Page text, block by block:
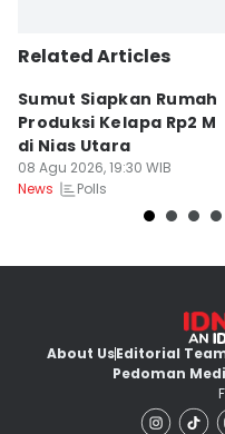
Related Articles
Sumut Siapkan Rumah
Produksi Kelapa Rp2 M
di Nias Utara
08 Agu 2026, 19:30 WIB
News
Polls
About UsEditorial
Pedoman